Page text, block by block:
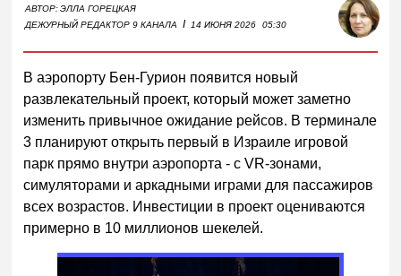
АВТОР:ЭЛЛА ГОРЕЦКАЯ
ДЕЖУРНЫЙ РЕДАКТОР 9 КАНАЛА
I 14 ИЮНЯ 2026 05:30
В аэропорту Бен-Гурион появится новый
развлекательный проект, который может заметно
изменить привычное ожидание рейсов. В терминале
3 планируют открыть первый в Израиле игровой
парк прямо внутри аэропорта - с VR-зонами,
симуляторами и аркадными играми для пассажиров
всех возрастов. Инвестиции в проект оцениваются
примерно в 10 миллионов шекелей.